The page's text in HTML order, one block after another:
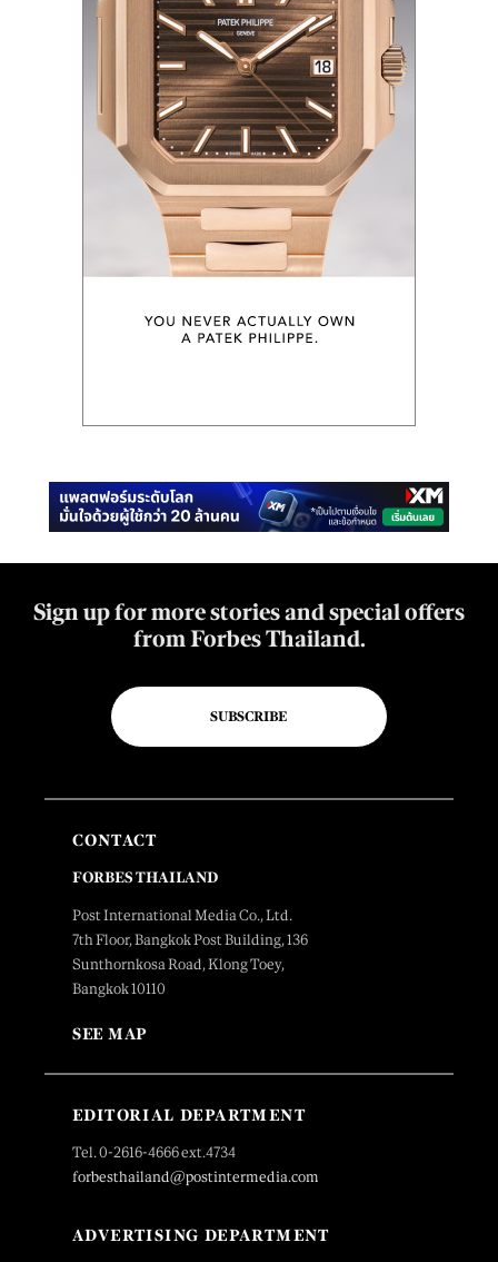
Sign up for more stories and special offers
from Forbes Thailand.
SUBSCRIBE
CONTACT
FORBES THAILAND
Post International Media Co., Ltd.
7th Floor, Bangkok Post Building, 136
Sunthornkosa Road, Klong Toey,
Bangkok 10110
SEE MAP
EDITORIAL DEPARTMENT
Tel. 0-2616-4666 ext.4734
forbesthailand@postintermedia.com
ADVERTISING DEPARTMENT